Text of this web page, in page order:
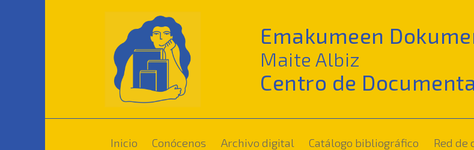
Emakumeen
Maite Albiz
Centro de
Inicio Conócenos (current)
Archivo digital Catálogo bibliográfico (current)
Red de